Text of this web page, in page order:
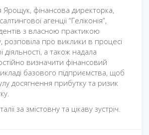
Ярощук, фінансова директорка,
агенції “Геліконія”,
з власною практикою
розповіла про виклики в процесі
діяльності, а також надала
визначити фінансовий
базового підприємства, щоб
досягнення прибутку та ризик
за змістовну та цікаву зустріч.